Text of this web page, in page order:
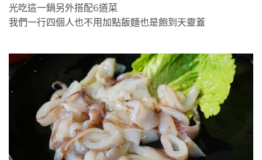
光吃這一鍋另外搭配6道菜
我們一行四個人也不用加點飯麵也是飽到天靈蓋